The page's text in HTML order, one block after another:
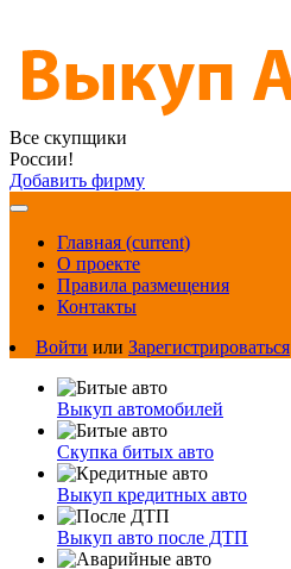
Все скупщики
России!
Добавить фирму
Главная (current)
О проекте
Правила размещения
Контакты
Войти или Зарегистрироваться
Выкуп автомобилей
Скупка битых авто
Выкуп кредитных авто
Выкуп авто после ДТП